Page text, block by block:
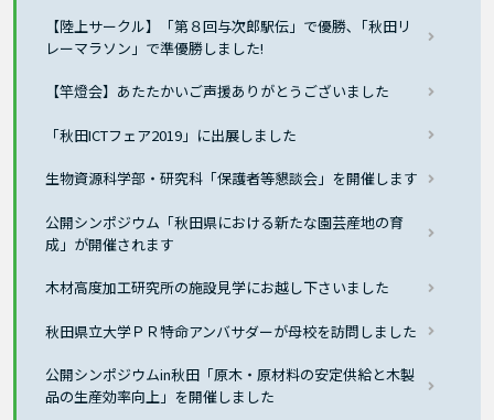
【陸上サークル】「第８回与次郎駅伝」で優勝､「秋田リ
レーマラソン」で準優勝しました!
【竿燈会】あたたかいご声援ありがとうございました
「秋田ICTフェア2019」に出展しました
生物資源科学部・研究科「保護者等懇談会」を開催します
公開シンポジウム「秋田県における新たな園芸産地の育
成」が開催されます
木材高度加工研究所の施設見学にお越し下さいました
秋田県立大学ＰＲ特命アンバサダーが母校を訪問しました
公開シンポジウムin秋田「原木・原材料の安定供給と木製
品の生産効率向上」を開催しました